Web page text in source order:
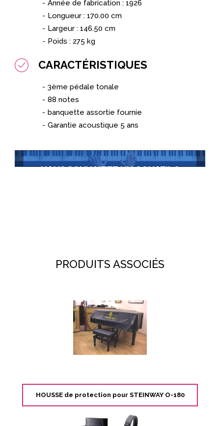
Année de fabrication : 1926
Longueur : 170.00 cm
Largeur : 146.50 cm
Poids : 275 kg
CARACTÉRISTIQUES
3ème pédale tonale
88 notes
banquette assortie fournie
Garantie acoustique 5 ans
VOUS SOUHAITEZ UN CONSEIL ?
PRODUITS ASSOCIÉS
HOUSSE de protection pour STEINWAY O-180